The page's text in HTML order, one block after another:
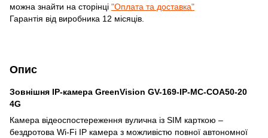
Опис
Зовнішня IP-камера GreenVision GV-169-IP-MC-COA50-20
4G
Камера відеоспостереження вулична із SIM карткою –
бездротова Wi-Fi IP камера з можливістю повної автономної
можна знайти на сторінці "Оплата та доставка"
Гарантія від виробника 12 місяців.